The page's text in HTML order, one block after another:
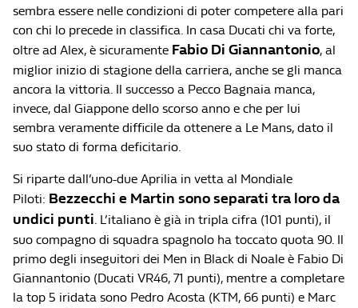
sembra essere nelle condizioni di poter competere alla pari
con chi lo precede in classifica. In casa Ducati chi va forte,
oltre ad Alex, è sicuramente Fabio Di Giannantonio, al
miglior inizio di stagione della carriera, anche se gli manca
ancora la vittoria. Il successo a Pecco Bagnaia manca,
invece, dal Giappone dello scorso anno e che per lui
sembra veramente difficile da ottenere a Le Mans, dato il
suo stato di forma deficitario.
Si riparte dall’uno-due Aprilia in vetta al Mondiale
Piloti: Bezzecchi e Martin sono separati tra loro da
undici punti. L’italiano è già in tripla cifra (101 punti), il
suo compagno di squadra spagnolo ha toccato quota 90. Il
primo degli inseguitori dei Men in Black di Noale è Fabio Di
Giannantonio (Ducati VR46, 71 punti), mentre a completare
la top 5 iridata sono Pedro Acosta (KTM, 66 punti) e Marc